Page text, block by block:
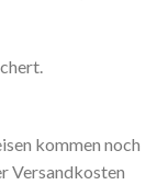
kommen noch
Versandkosten